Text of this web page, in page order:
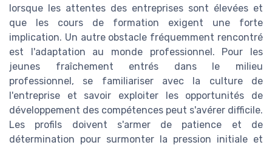
lorsque les attentes des entreprises sont élevées et
que les cours de formation exigent une forte
implication. Un autre obstacle fréquemment rencontré
est l'adaptation au monde professionnel. Pour les
jeunes fraîchement entrés dans le milieu
professionnel, se familiariser avec la culture de
l'entreprise et savoir exploiter les opportunités de
développement des compétences peut s'avérer difficile.
Les profils doivent s'armer de patience et de
détermination pour surmonter la pression initiale et